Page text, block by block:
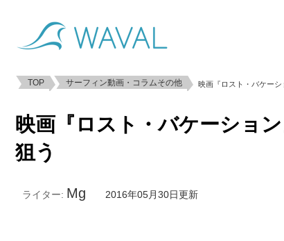
TOP サーフィン動画・コラムその他 映画『ロスト・バケー
映画『ロスト・バケーショ
狙う
ライター: Mg 2016年05月30日更新